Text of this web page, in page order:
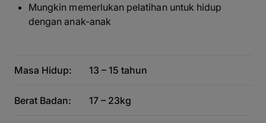
Mungkin memerlukan pelatihan untuk hidup
dengan anak-anak
Masa Hidup: 13 – 15 tahun
Berat Badan: 17 – 23kg